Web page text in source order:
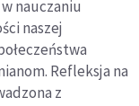
nauczaniu
naszej
Refleksja na
z